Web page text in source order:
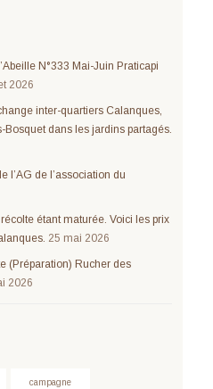
N°333 Mai-Juin Praticapi
2026
inter-quartiers Calanques,
dans les jardins partagés.
l’AG de l’association du
étant maturée. Voici les prix
25 mai 2026
(Préparation) Rucher des
2026
campagne